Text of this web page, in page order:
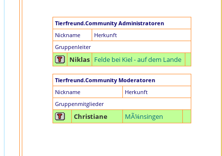
Tierfreund.Community Administratoren
Nickname
Herkunft
Gruppenleiter
Niklas Felde bei Kiel - auf dem Lande
Tierfreund.Community Moderatoren
Nickname
Herkunft
Gruppenmitglieder
Christiane MÃ¼nsingen